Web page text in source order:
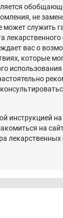
не
может служить
лекарственного
вас о
которые
инструкцией
на
лекарственных